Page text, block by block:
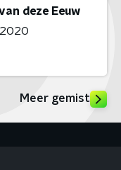
deze Eeuw
Meer gemist